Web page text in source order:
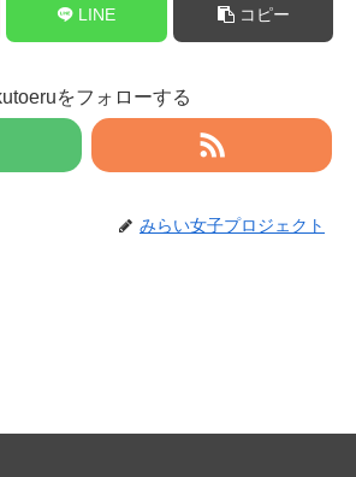
LINE コピー
をフォローする
みらい女子プロジェクト